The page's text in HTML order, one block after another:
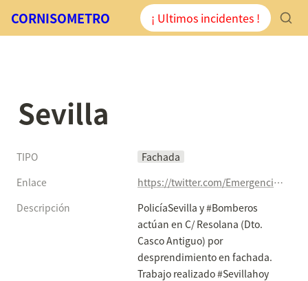
CORNISOMETRO ¡ Ultimos incidentes !
Sevilla
TIPO
Fachada
Enlace
https://twitter.com/EmergenciasSev/status/945667311364726784
Descripción
PolicíaSevilla y #Bomberos
actúan en C/ Resolana (Dto.
Casco Antiguo) por
desprendimiento en fachada.
Trabajo realizado #Sevillahoy